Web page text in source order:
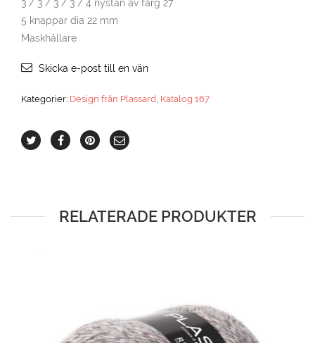
3 / 3 / 3 / 3 / 4 nystan av färg 27
5 knappar dia 22 mm
Maskhållare
Skicka e-post till en vän
Kategorier: Design från Plassard Katalog 167
RELATERADE PRODUKTER